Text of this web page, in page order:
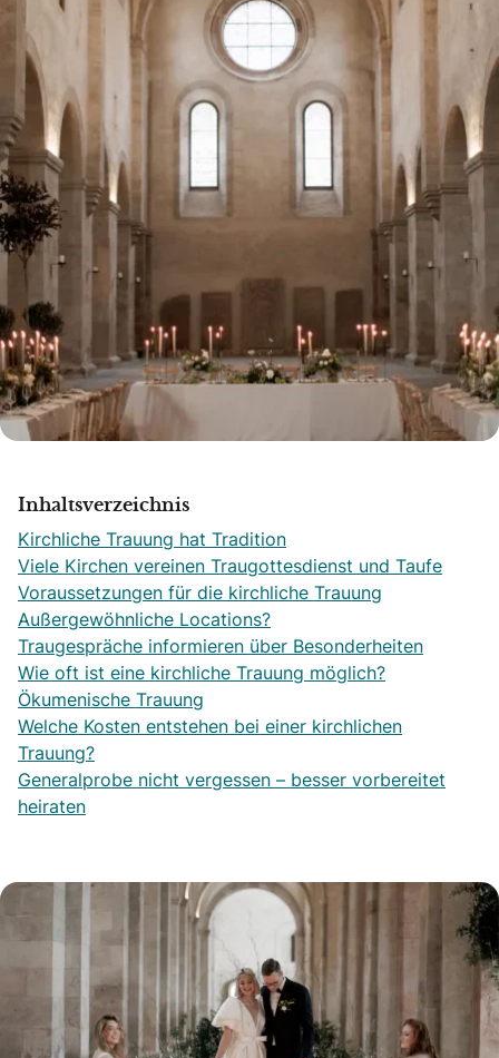
Inhaltsverzeichnis
Kirchliche Trauung hat Tradition
Viele Kirchen vereinen Traugottesdienst und Taufe
Voraussetzungen für die kirchliche Trauung
Außergewöhnliche Locations?
Traugespräche informieren über Besonderheiten
Wie oft ist eine kirchliche Trauung möglich?
Ökumenische Trauung
Welche Kosten entstehen bei einer kirchlichen
Trauung?
Generalprobe nicht vergessen – besser vorbereitet
heiraten